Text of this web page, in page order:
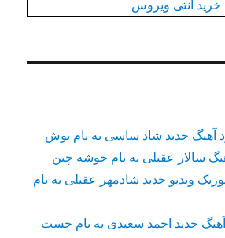
خرید آنتی ویروس
آهنگ جدید شاد ساسی به نام نوش
سالار عقیلی به نام خوشه چین
ویدیو جدید شادمهر عقیلی به نام
آهنگ جدید احمد سعیدی به نام حست